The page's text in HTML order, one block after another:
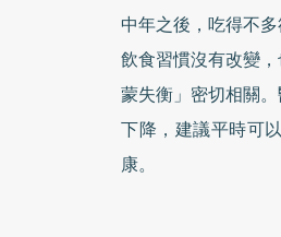
中年之後，吃得不
飲食習慣沒有改變
蒙失衡」密切相關
下降，建議平時可
康。